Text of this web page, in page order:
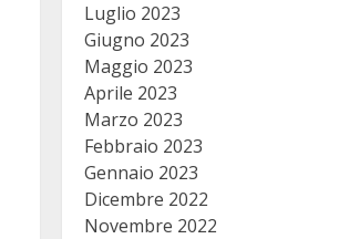
Luglio 2023
Giugno 2023
Maggio 2023
Aprile 2023
Marzo 2023
Febbraio 2023
Gennaio 2023
Dicembre 2022
Novembre 2022